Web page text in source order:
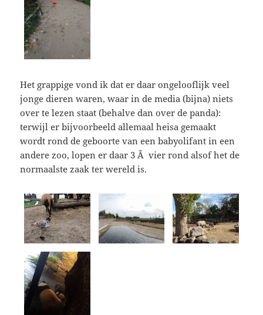
Het grappige vond ik dat er daar ongelooflijk veel
jonge dieren waren, waar in de media (bijna) niets
over te lezen staat (behalve dan over de panda):
terwijl er bijvoorbeeld allemaal heisa gemaakt
wordt rond de geboorte van een babyolifant in een
andere zoo, lopen er daar 3 Ã vier rond alsof het de
normaalste zaak ter wereld is.